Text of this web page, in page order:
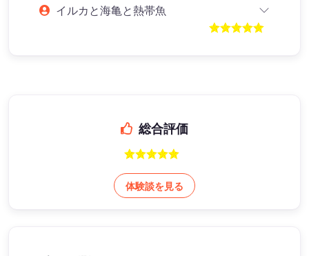
イルカと海亀と熱帯魚
総合評価
体験談を見る